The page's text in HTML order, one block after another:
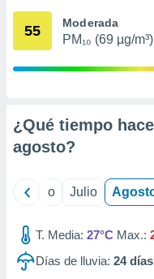
mediante
publicidad
1199
55 Moderada
PM₁₀ (69 µg/m³)
¿Qué tiempo
agosto?
Junio Julio
T. Media: 27°C Max.:
Días de lluvia: 24días